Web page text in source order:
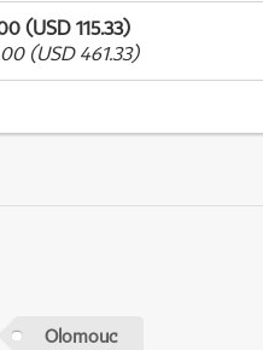
(USD 115.33)
(USD 461.33)
Olomouc